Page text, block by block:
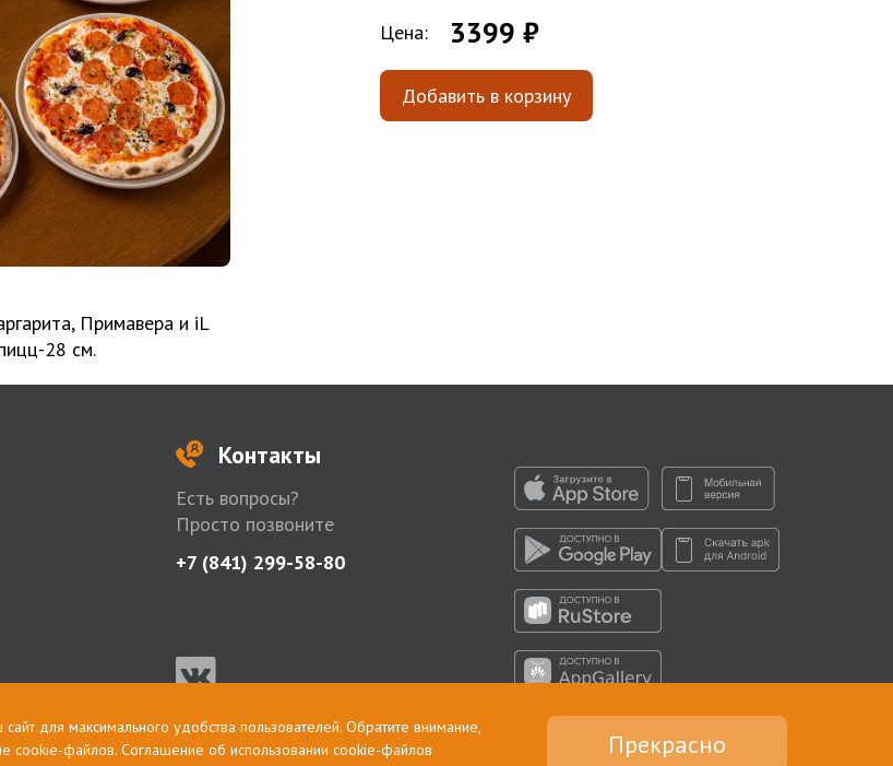
Примавера и iL
28 см.
Цена: 3399 ₽
Добавить в корзину
Контакты
Есть вопросы?
Просто позвоните
+7 (841) 299-58-80
для максимального удобства пользователей. Обратите внимание,
cookie-файлов. Соглашение об использовании cookie-файлов
Прекрасно